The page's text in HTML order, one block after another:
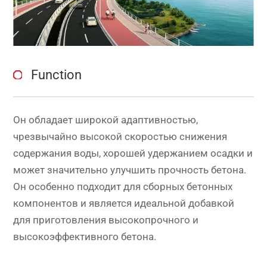
Function
Он обладает широкой адаптивностью,
чрезвычайно высокой скоростью снижения
содержания воды, хорошей удержанием осадки и
может значительно улучшить прочность бетона.
Он особенно подходит для сборных бетонных
компонентов и является идеальной добавкой
для приготовления высокопрочного и
высокоэффективного бетона.